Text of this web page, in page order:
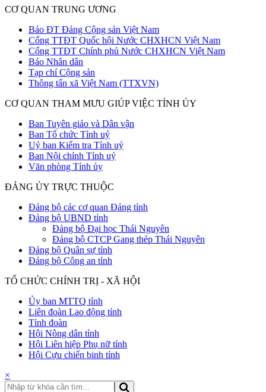
CƠ QUAN TRUNG ƯƠNG
Báo ĐT Đảng Cộng sản Việt Nam
Cổng TTĐT Quốc hội Nước CHXHCN Việt Nam
Cổng TTĐT Chính phủ Nước CHXHCN Việt Nam
Báo Nhân dân
Tạp chí Cộng sản
Thông tấn xã Việt Nam (TTXVN)
CƠ QUAN THAM MƯU GIÚP VIỆC TỈNH ỦY
Ban Tuyên giáo và Dân vận
Ban Tổ chức Tỉnh uỷ
Uỷ ban Kiểm tra Tỉnh uỷ
Ban Nội chính Tỉnh uỷ
Văn phòng Tỉnh ủy
ĐẢNG ỦY TRỰC THUỘC
Đảng bộ các cơ quan Đảng tỉnh
Đảng bộ UBND tỉnh
Đảng bộ Đại học Thái Nguyên
Đảng bộ CTCP Gang thép Thái Nguyên
Đảng bộ Quân sự tỉnh
Đảng bộ Công an tỉnh
TỔ CHỨC CHÍNH TRỊ - XÃ HỘI
Ủy ban MTTQ tỉnh
Liên đoàn Lao động tỉnh
Tỉnh đoàn
Hội Nông dân tỉnh
Hội Liên hiệp Phụ nữ tỉnh
Hội Cựu chiến binh tỉnh
×